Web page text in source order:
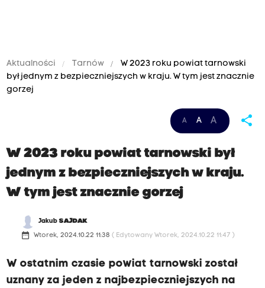
Aktualności Tarnów
W 2023 roku powiat tarnowski
był jednym z bezpieczniejszych w kraju. W tym jest znacznie
gorzej
A A A share
W 2023 roku powiat tarnowski był
jednym z bezpieczniejszych w kraju.
W tym jest znacznie gorzej
JakubSAJDAK
date_range Wtorek, 2024.10.22 11:38 ( Edytowany Wtorek, 2024.10.22 11:47 )
W ostatnim czasie powiat tarnowski został
uznany za jeden z najbezpieczniejszych na